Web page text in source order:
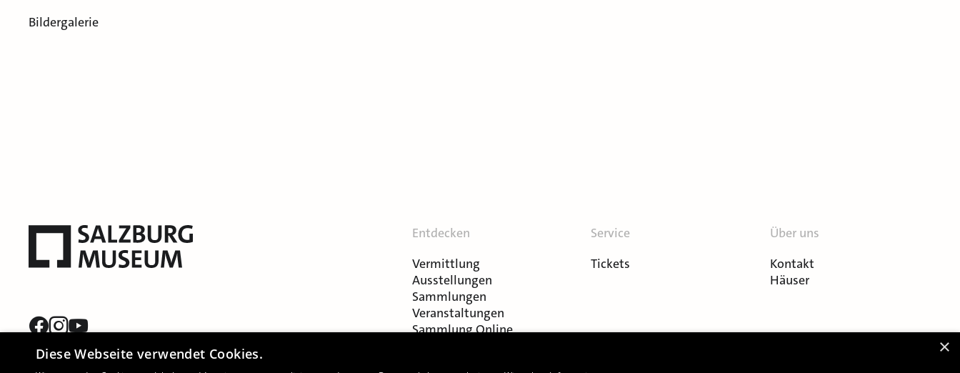
Bildergalerie
Entdecken
Vermittlung
Ausstellungen
Sammlungen
Veranstaltungen
Sammlung Online
Service
Tickets
Über uns
Kontakt
Häuser
×
Diese Webseite verwendet Cookies.